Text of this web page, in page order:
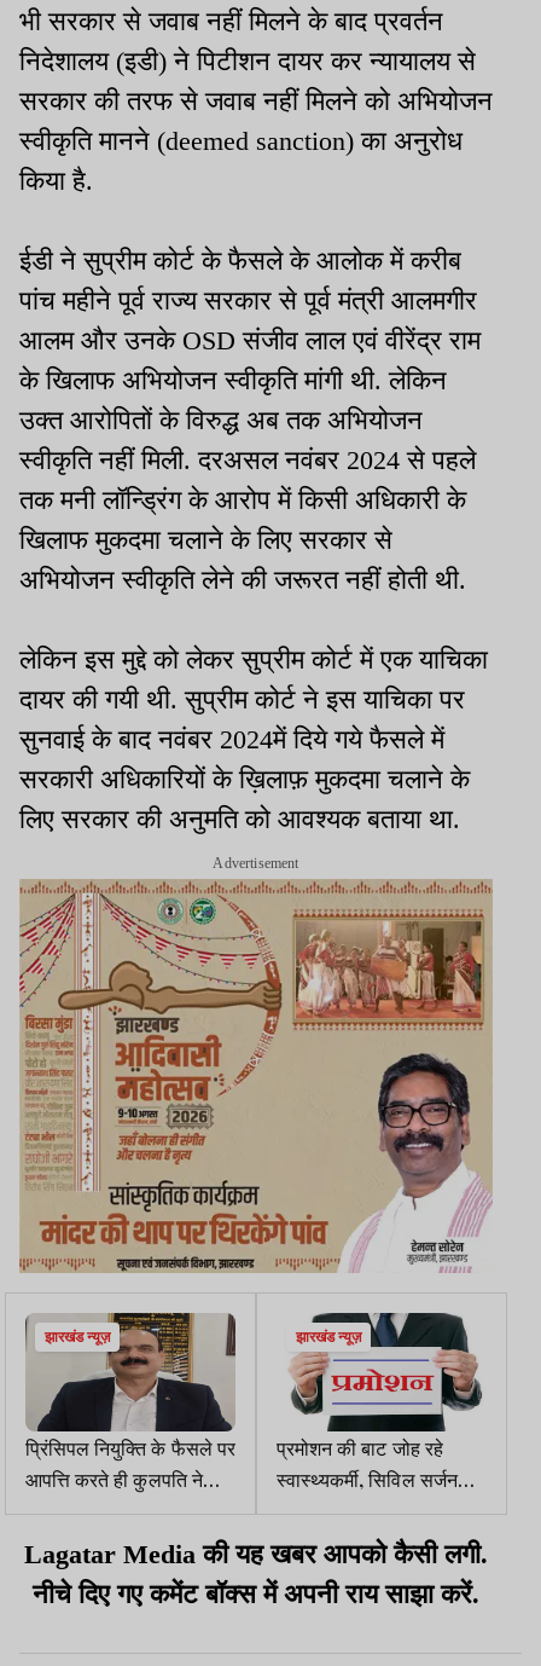
भी सरकार से जवाब नहीं मिलने के बाद प्रवर्तन
निदेशालय (इडी) ने पिटीशन दायर कर न्यायालय से
सरकार की तरफ से जवाब नहीं मिलने को अभियोजन
स्वीकृति मानने (deemed sanction) का अनुरोध
किया है.
ईडी ने सुप्रीम कोर्ट के फैसले के आलोक में करीब
पांच महीने पूर्व राज्य सरकार से पूर्व मंत्री आलमगीर
आलम और उनके OSD संजीव लाल एवं वीरेंद्र राम
के खिलाफ अभियोजन स्वीकृति मांगी थी. लेकिन
उक्त आरोपितों के विरुद्ध अब तक अभियोजन
स्वीकृति नहीं मिली. दरअसल नवंबर 2024 से पहले
तक मनी लॉन्ड्रिंग के आरोप में किसी अधिकारी के
खिलाफ मुकदमा चलाने के लिए सरकार से
अभियोजन स्वीकृति लेने की जरूरत नहीं होती थी.
लेकिन इस मुद्दे को लेकर सुप्रीम कोर्ट में एक याचिका
दायर की गयी थी. सुप्रीम कोर्ट ने इस याचिका पर
सुनवाई के बाद नवंबर 2024में दिये गये फैसले में
सरकारी अधिकारियों के ख़िलाफ़ मुकदमा चलाने के
लिए सरकार की अनुमति को आवश्यक बताया था.
Advertisement
झारखंड न्यूज़
प्रिंसिपल नियुक्ति के फैसले पर
आपत्ति करते ही कुलपति ने
गवर्निग बॉडी भंग कर दिया
झारखंड न्यूज़
प्रमोशन की बाट जोह रहे
स्वास्थ्यकर्मी, सिविल सर्जन
कार्यालय में दबा है आदेश
Lagatar Media की यह खबर आपको कैसी लगी.
नीचे दिए गए कमेंट बॉक्स में अपनी राय साझा करें.